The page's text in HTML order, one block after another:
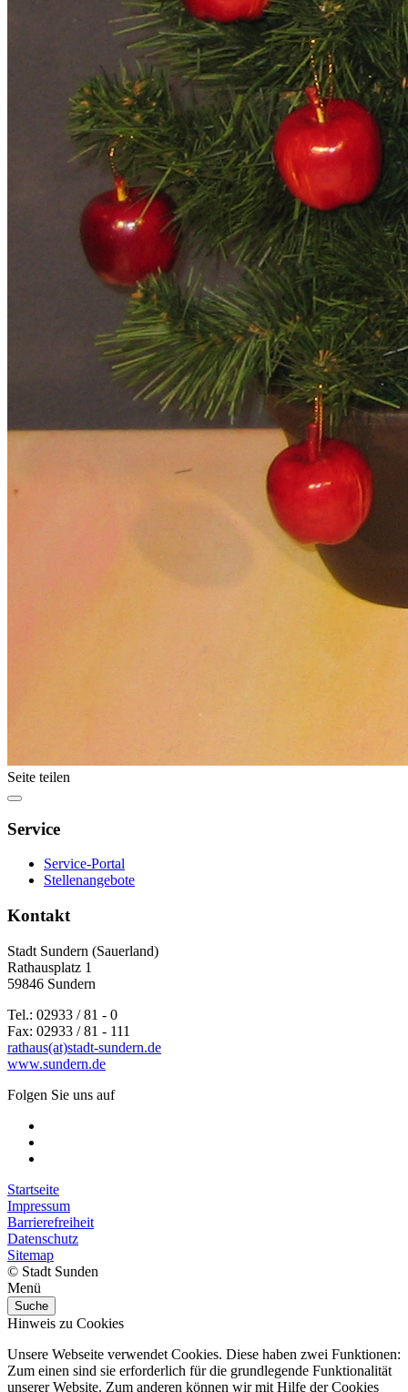
Seite teilen
Service
Service-Portal
Stellenangebote
Kontakt
Stadt Sundern (Sauerland)
Rathausplatz 1
59846 Sundern
Tel.: 02933 / 81 - 0
Fax: 02933 / 81 - 111
rathaus(at)stadt-sundern.de
www.sundern.de
Folgen Sie uns auf
Startseite
Impressum
Barrierefreiheit
Datenschutz
Sitemap
© Stadt Sunden
Menü
Suche
Hinweis zu Cookies
Unsere Webseite verwendet Cookies. Diese haben zwei Funktionen:
Zum einen sind sie erforderlich für die grundlegende Funktionalität
unserer Website. Zum anderen können wir mit Hilfe der Cookies